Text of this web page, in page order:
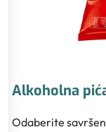
Alkoholna
Odaberite